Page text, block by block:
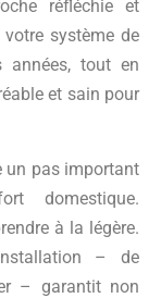
réfléchie et
système de
années, tout en
et sain pour
un pas important
domestique.
à la légère.
– de
– garantit non